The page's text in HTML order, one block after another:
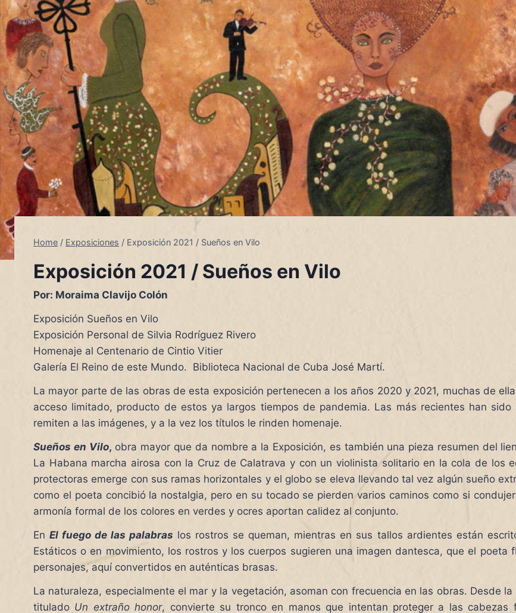
Home / Exposiciones / Exposición 2021 / Sueños en Vilo
Exposición 2021 / Sueños en Vilo
Por: Moraima Clavijo Colón
Exposición Sueños en Vilo
Exposición Personal de Silvia Rodríguez Rivero
Homenaje al Centenario de Cintio Vitier
Galería El Reino de este Mundo. Biblioteca Nacional de Cuba José Martí.
La mayor parte de las obras de esta exposición pertenecen a los años 2020 y 2021, muchas de
acceso limitado, producto de estos ya largos tiempos de pandemia. Las más recientes han
remiten a las imágenes, y a la vez los títulos le rinden homenaje.
Sueños en Vilo, obra mayor que da nombre a la Exposición, es también una pieza resumen del
La Habana marcha airosa con la Cruz de Calatrava y con un violinista solitario en la cola de los
protectoras emerge con sus ramas horizontales y el globo se eleva llevando tal vez algún sueño
como el poeta concibió la nostalgia, pero en su tocado se pierden varios caminos como si
armonía formal de los colores en verdes y ocres aportan calidez al conjunto.
EnEl fuego de las palabras los rostros se queman, mientras en sus tallos ardientes están
Estáticos o en movimiento, los rostros y los cuerpos sugieren una imagen dantesca, que el
personajes, aquí convertidos en auténticas brasas.
La naturaleza, especialmente el mar y la vegetación, asoman con frecuencia en las obras. Desde
titulado Un extraño honor, convierte su tronco en manos que intentan proteger a las cabezas